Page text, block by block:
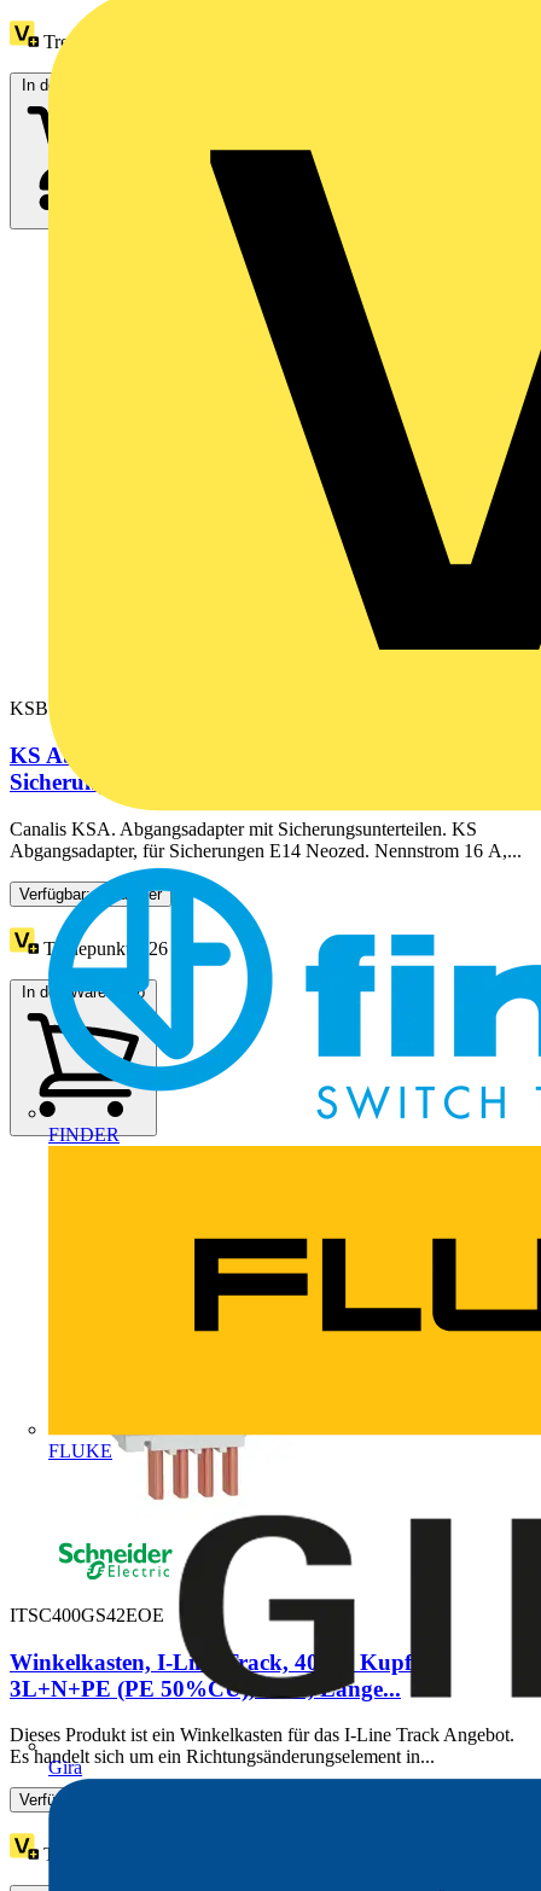
FINDER
FLUKE
Gira
Treuepunkte:
In den Warenkorb
KSB16CN5
KS Abgangsadapter, 16A, 3L+N+PE, für
Sicherungen E14 Neozed
Canalis KSA. Abgangsadapter mit Sicherungsunterteilen. KS
Abgangsadapter, für Sicherungen E14 Neozed. Nennstrom 16 A,...
Verfügbar: 2 Händler
Treuepunkte: 26
In den Warenkorb
ITSC400GS42EOE
Winkelkasten, I-Line Track, 400A, Kupfer,
3L+N+PE (PE 50%CU), IP42, Länge...
Dieses Produkt ist ein Winkelkasten für das I-Line Track Angebot.
Es handelt sich um ein Richtungsänderungselement in...
Verfügbar: 1 Händler
Treuepunkte: